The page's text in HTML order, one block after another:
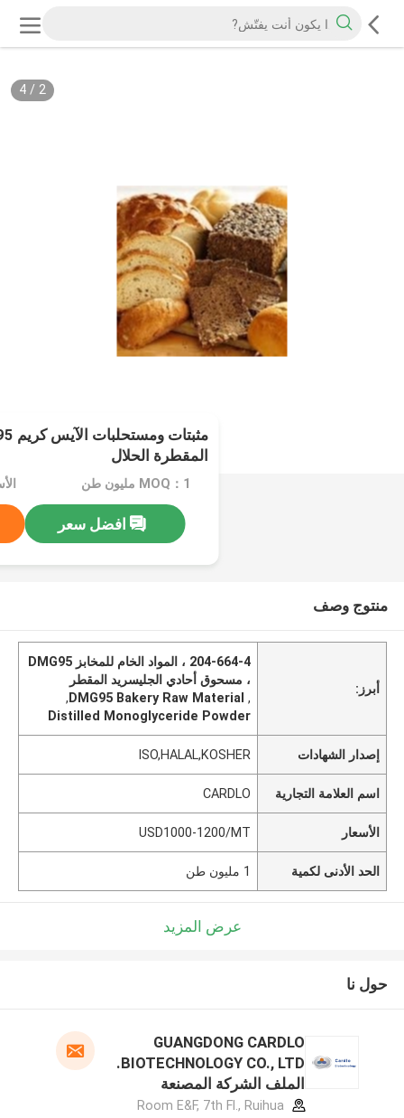
2
/
4
المقطرة الحلال
MOQ：1 مليون طن
افضل سعر
منتوج وصف
أبرز:
204-664-4 ، المواد الخام للمخابز DMG95
، مسحوق أحادي الجليسريد المقطر
,
DMG95 Bakery Raw Material
,
Distilled Monoglyceride Powder
إصدار الشهادات ISO,HALAL,KOSHER
اسم العلامة التجارية CARDLO
الأسعار USD1000-1200/MT
الحد الأدنى لكمية 1 مليون طن
عرض المزيد
حول نا
GUANGDONG CARDLO
BIOTECHNOLOGY CO., LTD.
الملف الشركة المصنعة
Room E&F, 7th Fl., Ruihua